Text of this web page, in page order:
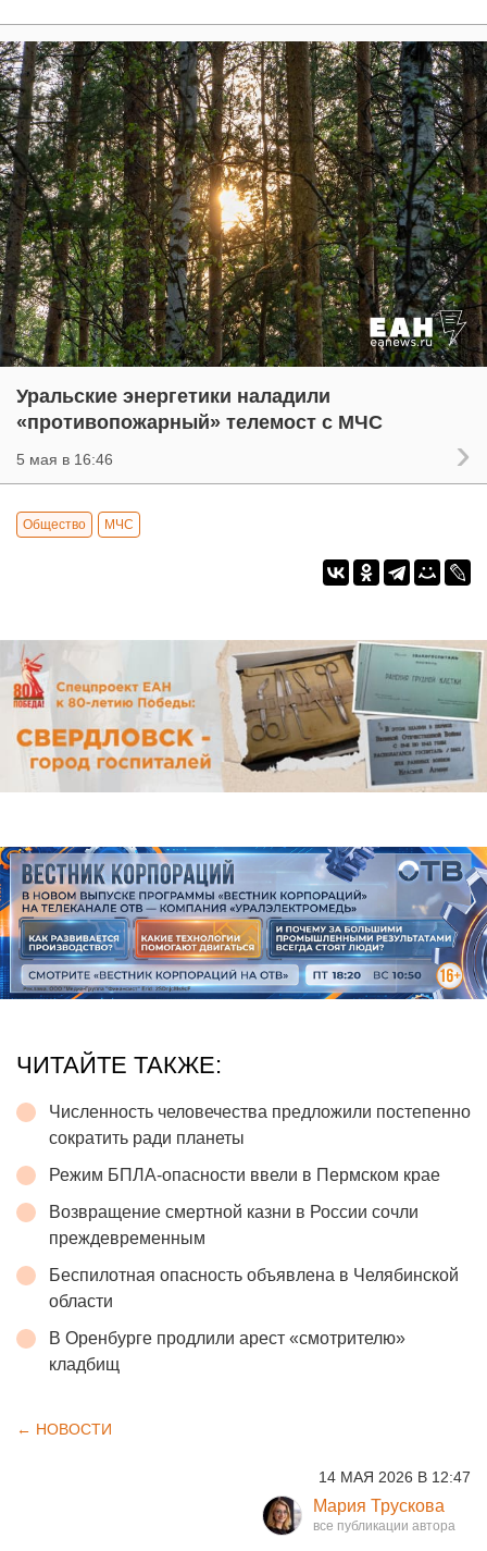
Уральские энергетики наладили
«противопожарный» телемост с МЧС
5 мая в 16:46
Общество МЧС
ЧИТАЙТЕ ТАКЖЕ:
Численность человечества предложили постепенно
сократить ради планеты
Режим БПЛА-опасности ввели в Пермском крае
Возвращение смертной казни в России сочли
преждевременным
Беспилотная опасность объявлена в Челябинской
области
В Оренбурге продлили арест «смотрителю»
кладбищ
← НОВОСТИ
14 МАЯ 2026 В 12:47
Мария Трускова